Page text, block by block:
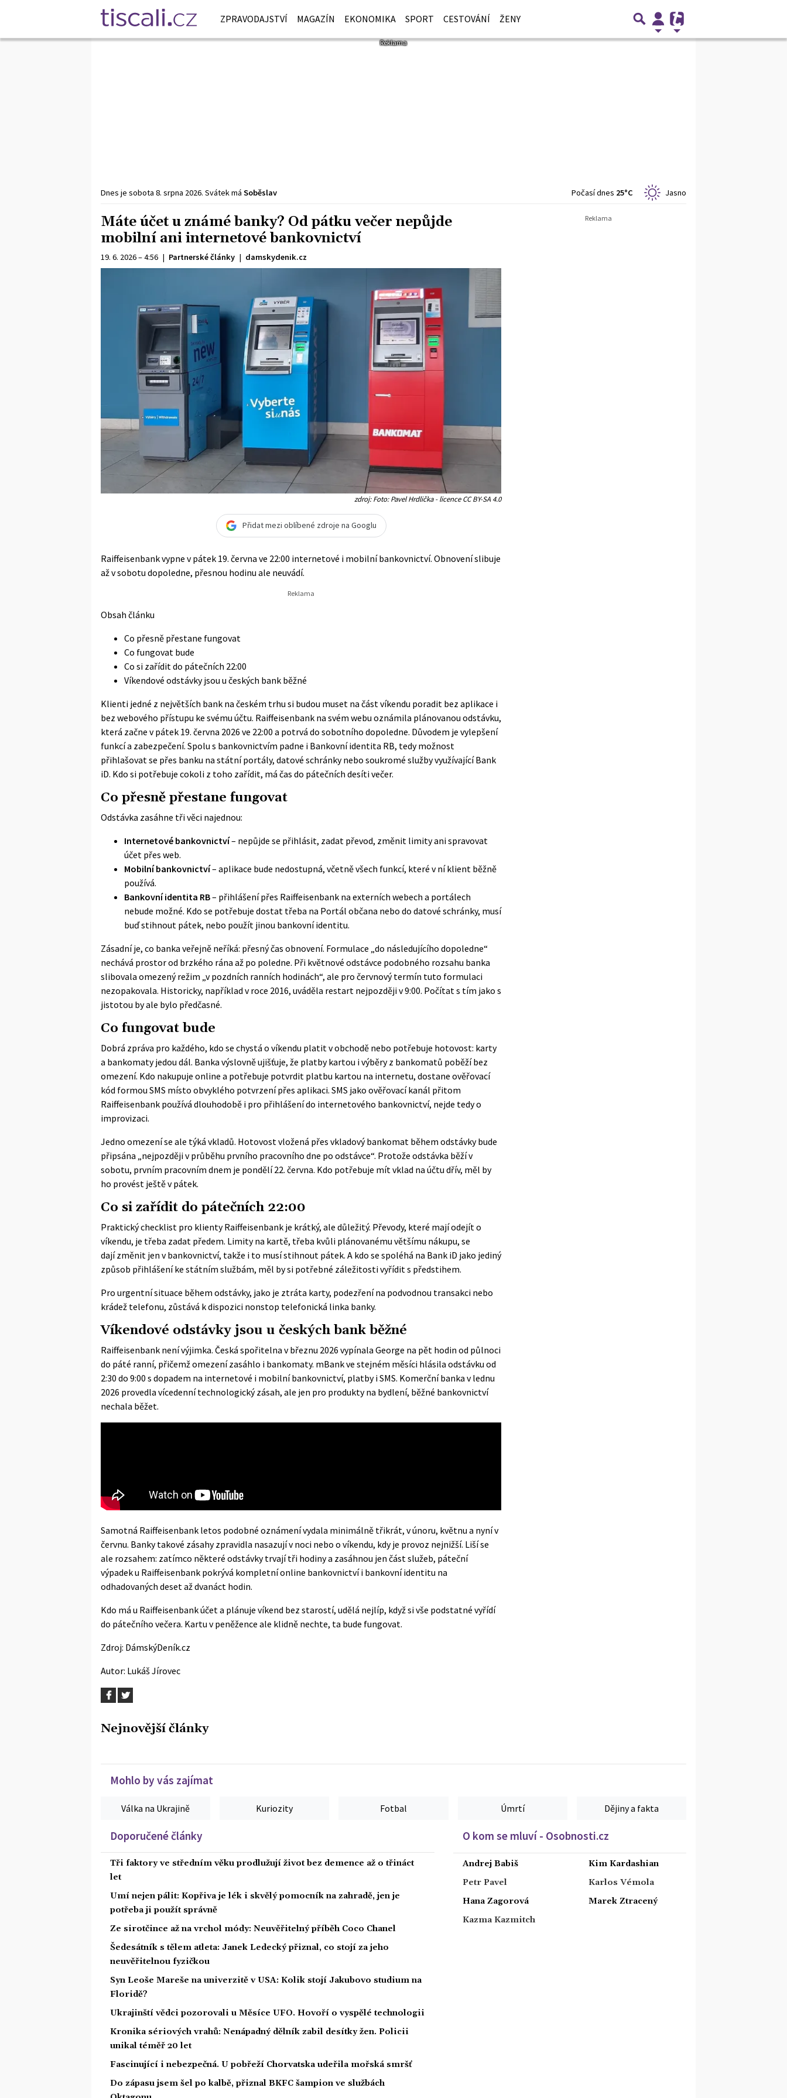
ZPRAVODAJSTVÍ MAGAZÍN EKONOMIKA SPORT CESTOVÁNÍ ŽENY
Dnes je sobota 8. srpna 2026. Svátek má Soběslav Počasí dnes 25°C Jasno
Máte účet u známé banky? Od pátku večer nepůjde
mobilní ani internetové bankovnictví
19. 6. 2026 – 4:56 | Partnerské články | damskydenik.cz
zdroj: Foto: Pavel Hrdlička - licence CC BY-SA 4.0
Přidat mezi oblíbené zdroje na Googlu
Raiffeisenbank vypne v pátek 19. června ve 22:00 internetové i mobilní bankovnictví. Obnovení slibuje
až v sobotu dopoledne, přesnou hodinu ale neuvádí.
Obsah článku
Co přesně přestane fungovat
Co fungovat bude
Co si zařídit do pátečních 22:00
Víkendové odstávky jsou u českých bank běžné
Klienti jedné z největších bank na českém trhu si budou muset na část víkendu poradit bez aplikace i
bez webového přístupu ke svému účtu. Raiffeisenbank na svém webu oznámila plánovanou odstávku,
která začne v pátek 19. června 2026 ve 22:00 a potrvá do sobotního dopoledne. Důvodem je vylepšení
funkcí a zabezpečení. Spolu s bankovnictvím padne i Bankovní identita RB, tedy možnost
přihlašovat se přes banku na státní portály, datové schránky nebo soukromé služby využívající Bank
iD. Kdo si potřebuje cokoli z toho zařídit, má čas do pátečních desíti večer.
Co přesně přestane fungovat
Odstávka zasáhne tři věci najednou:
Internetové bankovnictví– nepůjde se přihlásit, zadat převod, změnit limity ani spravovat
účet přes web.
Mobilní bankovnictví– aplikace bude nedostupná, včetně všech funkcí, které v ní klient běžně
používá.
Bankovní identita RB– přihlášení přes Raiffeisenbank na externích webech a portálech
nebude možné. Kdo se potřebuje dostat třeba na Portál občana nebo do datové schránky, musí
buď stihnout pátek, nebo použít jinou bankovní identitu.
Zásadní je, co banka veřejně neříká: přesný čas obnovení. Formulace „do následujícího dopoledne“
nechává prostor od brzkého rána až po poledne. Při květnové odstávce podobného rozsahu banka
slibovala omezený režim „v pozdních ranních hodinách“, ale pro červnový termín tuto formulaci
nezopakovala. Historicky, například v roce 2016, uváděla restart nejpozději v 9:00. Počítat s tím jako s
jistotou by ale bylo předčasné.
Co fungovat bude
Dobrá zpráva pro každého, kdo se chystá o víkendu platit v obchodě nebo potřebuje hotovost: karty
a bankomaty jedou dál. Banka výslovně ujišťuje, že platby kartou i výběry z bankomatů poběží bez
omezení. Kdo nakupuje online a potřebuje potvrdit platbu kartou na internetu, dostane ověřovací
kód formou SMS místo obvyklého potvrzení přes aplikaci. SMS jako ověřovací kanál přitom
Raiffeisenbank používá dlouhodobě i pro přihlášení do internetového bankovnictví, nejde tedy o
improvizaci.
Jedno omezení se ale týká vkladů. Hotovost vložená přes vkladový bankomat během odstávky bude
připsána „nejpozději v průběhu prvního pracovního dne po odstávce“. Protože odstávka běží v
sobotu, prvním pracovním dnem je pondělí 22. června. Kdo potřebuje mít vklad na účtu dřív, měl by
ho provést ještě v pátek.
Co si zařídit do pátečních 22:00
Praktický checklist pro klienty Raiffeisenbank je krátký, ale důležitý. Převody, které mají odejít o
víkendu, je třeba zadat předem. Limity na kartě, třeba kvůli plánovanému většímu nákupu, se
dajízměnit jen v bankovnictví, takže i to musí stihnout pátek. A kdo se spoléhá na Bank iD jako jediný
způsob přihlášení ke státním službám, měl by si potřebné záležitosti vyřídit s předstihem.
Pro urgentní situace během odstávky, jako je ztráta karty, podezření na podvodnou transakci nebo
krádež telefonu, zůstává k dispozici nonstop telefonická linka banky.
Víkendové odstávky jsou u českých bank běžné
Raiffeisenbank není výjimka. Česká spořitelna v březnu 2026 vypínala George na pět hodin od půlnoci
do páté ranní, přičemž omezení zasáhlo i bankomaty. mBank ve stejném měsíci hlásila odstávku od
2:30 do 9:00 s dopadem na internetové i mobilní bankovnictví, platby i SMS. Komerční banka v lednu
2026 provedla vícedenní technologický zásah, ale jen pro produkty na bydlení, běžné bankovnictví
nechala běžet.
Samotná Raiffeisenbank letos podobné oznámení vydala minimálně třikrát, v únoru, květnu a nyní v
červnu. Banky takové zásahy zpravidla nasazují v noci nebo o víkendu, kdy je provoz nejnižší. Liší se
ale rozsahem: zatímco některé odstávky trvají tři hodiny a zasáhnou jen část služeb, páteční
výpadek u Raiffeisenbank pokrývá kompletní online bankovnictví i bankovní identitu na
odhadovaných deset až dvanáct hodin.
Kdo má u Raiffeisenbank účet a plánuje víkend bez starostí, udělá nejlíp, když si vše podstatné vyřídí
do pátečního večera. Kartu v peněžence ale klidně nechte, ta bude fungovat.
Zdroj: DámskýDeník.cz
Autor: Lukáš Jírovec
Nejnovější články
Mohlo by vás zajímat
Válka na Ukrajině Kuriozity Fotbal Úmrtí Dějiny a fakta
Doporučené články
Tři faktory ve středním věku prodlužují život bez demence až o třináct
let
Umí nejen pálit: Kopřiva je lék i skvělý pomocník na zahradě, jen je
potřeba ji použít správně
Ze sirotčince až na vrchol módy: Neuvěřitelný příběh Coco Chanel
Šedesátník s tělem atleta: Janek Ledecký přiznal, co stojí za jeho
neuvěřitelnou fyzičkou
Syn Leoše Mareše na univerzitě v USA: Kolik stojí Jakubovo studium na
Floridě?
Ukrajinští vědci pozorovali u Měsíce UFO. Hovoří o vyspělé technologii
Kronika sériových vrahů: Nenápadný dělník zabil desítky žen. Policii
unikal téměř 20 let
Fascinující i nebezpečná. U pobřeží Chorvatska udeřila mořská smršť
Do zápasu jsem šel po kalbě, přiznal BKFC šampion ve službách
O kom se mluví - Osobnosti.cz
Andrej Babiš
Petr Pavel
Hana Zagorová
Kazma Kazmitch
Kim Kardashian
Karlos Vémola
Marek Ztracený